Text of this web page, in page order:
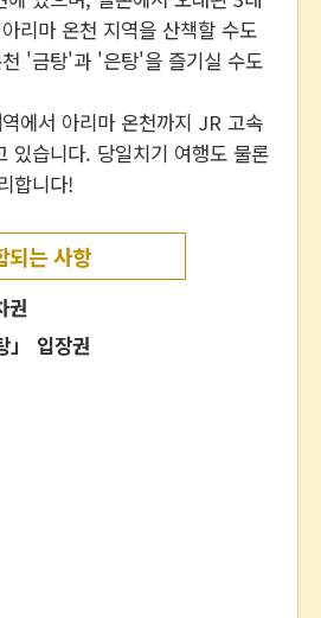
리마 온천 지역을 산책할 수도
'금탕'과 '은탕'을 즐기실 수도
에서 아리마 온천까지 JR 고속
있습니다. 당일치기 여행도 물론
합니다!
되는 사항
권
」 입장권